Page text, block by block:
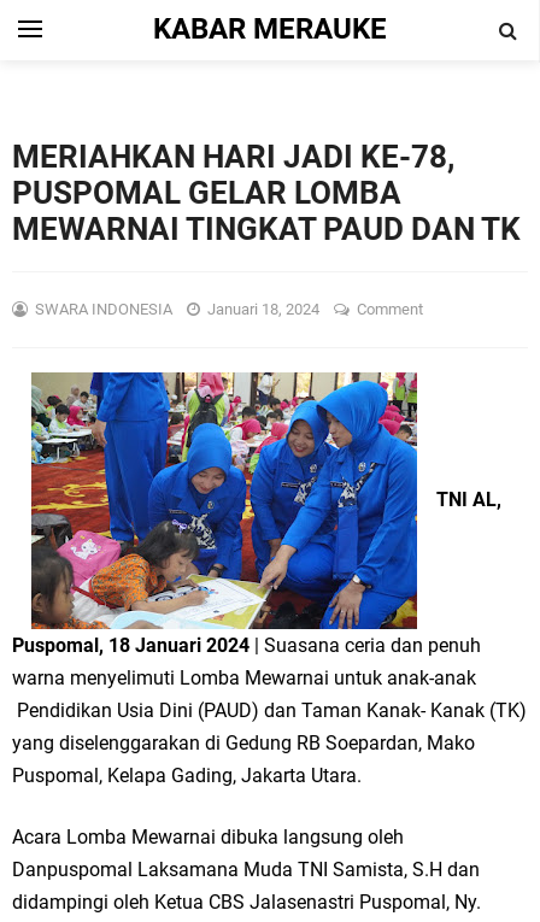
KABAR MERAUKE
MERIAHKAN HARI JADI KE-78,
PUSPOMAL GELAR LOMBA
MEWARNAI TINGKAT PAUD DAN TK
SWARA INDONESIA Januari 18, 2024 Comment
TNI AL,
Puspomal, 18 Januari 2024 | Suasana ceria dan penuh
warna menyelimuti Lomba Mewarnai untuk anak-anak
Pendidikan Usia Dini (PAUD) dan Taman Kanak- Kanak (TK)
yang diselenggarakan di Gedung RB Soepardan, Mako
Puspomal, Kelapa Gading, Jakarta Utara.
Acara Lomba Mewarnai dibuka langsung oleh
Danpuspomal Laksamana Muda TNI Samista, S.H dan
didampingi oleh Ketua CBS Jalasenastri Puspomal, Ny.